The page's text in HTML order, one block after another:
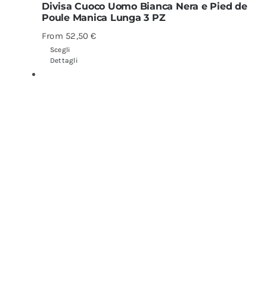
Divisa Cuoco Uomo Bianca Nera e Pied de
Poule Manica Lunga 3 PZ
From 52,50€
Scegli
Dettagli